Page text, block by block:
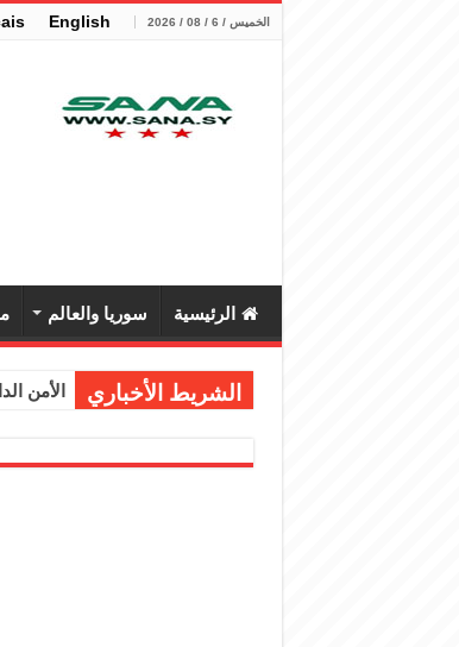
الخميس / 6 / 08 / 2026 English
الرئيسية سوريا والعالم
الشريط الأخباري الأمن
برنية: